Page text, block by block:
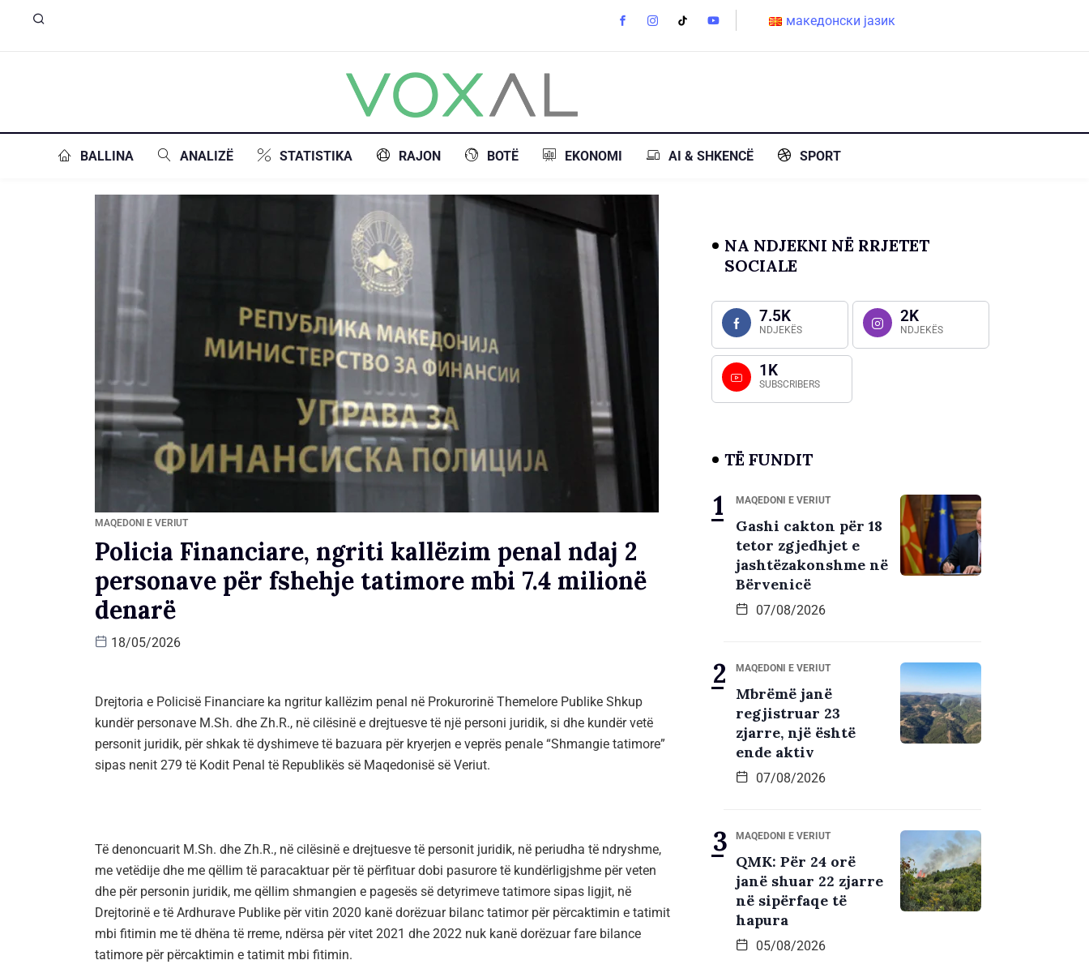
македонски јазик
BALLINA ANALIZË STATISTIKA RAJON BOTË EKONOMI AI & SHKENCË SPORT
MAQEDONI E VERIUT
Policia Financiare, ngriti kallëzim penal ndaj 2
personave për fshehje tatimore mbi 7.4 milionë
denarë
18/05/2026
Drejtoria e Policisë Financiare ka ngritur kallëzim penal në Prokurorinë Themelore Publike Shkup
kundër personave M.Sh. dhe Zh.R., në cilësinë e drejtuesve të një personi juridik, si dhe kundër vetë
personit juridik, për shkak të dyshimeve të bazuara për kryerjen e veprës penale “Shmangie tatimore”
sipas nenit 279 të Kodit Penal të Republikës së Maqedonisë së Veriut.
Të denoncuarit M.Sh. dhe Zh.R., në cilësinë e drejtuesve të personit juridik, në periudha të ndryshme,
me vetëdije dhe me qëllim të paracaktuar për të përfituar dobi pasurore të kundërligjshme për veten
dhe për personin juridik, me qëllim shmangien e pagesës së detyrimeve tatimore sipas ligjit, në
Drejtorinë e të Ardhurave Publike për vitin 2020 kanë dorëzuar bilanc tatimor për përcaktimin e tatimit
mbi fitimin me të dhëna të rreme, ndërsa për vitet 2021 dhe 2022 nuk kanë dorëzuar fare bilance
tatimore për përcaktimin e tatimit mbi fitimin.
NA NDJEKNI NË RRJETET
SOCIALE
7.5K
NDJEKËS
2K
NDJEKËS
1K
SUBSCRIBERS
TË FUNDIT
MAQEDONI E VERIUT
Gashi cakton për 18
tetor zgjedhjet e
jashtëzakonshme në
Bërvenicë
07/08/2026
MAQEDONI E VERIUT
Mbrëmë janë
regjistruar 23
zjarre, një është
ende aktiv
07/08/2026
MAQEDONI E VERIUT
QMK: Për 24 orë
janë shuar 22 zjarre
në sipërfaqe të
hapura
05/08/2026